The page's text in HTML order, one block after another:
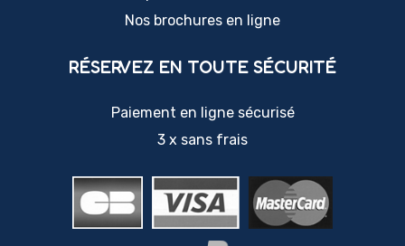
Nos brochures en ligne
RÉSERVEZ EN TOUTE SÉCURITÉ
Paiement en ligne sécurisé
3 x sans frais